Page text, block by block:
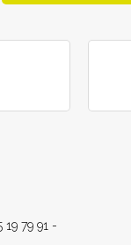
19 79 91 -